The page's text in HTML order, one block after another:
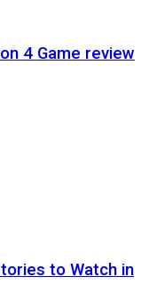
4 Game review
to Watch in